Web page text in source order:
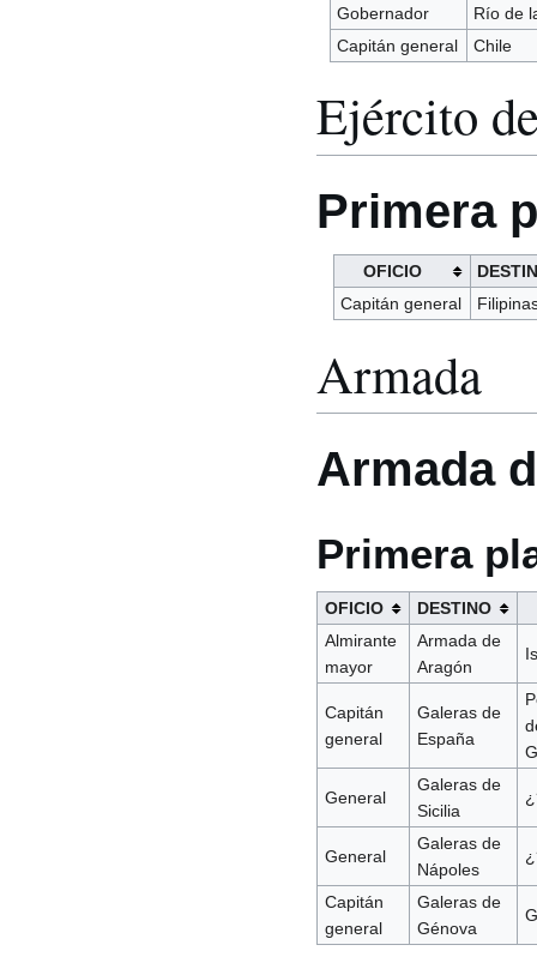
Gobernador
Río de
Capitán general
Chile
Ejército
Primera
OFICIO
Capitán general
Armada
Armada
Primera
OFICIO
DESTINO
Almirante
mayor
Armada de
Aragón
Capitán
general
Galeras de
España
General
Galeras de
Sicilia
General
Galeras de
Nápoles
Capitán
general
Galeras de
Génova